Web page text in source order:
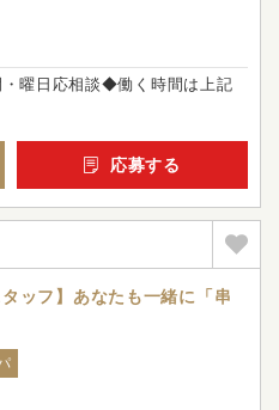
曜日応相談◆働く時間は上記
応募する
ッフ】あなたも一緒に「串